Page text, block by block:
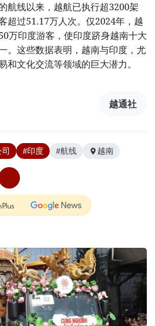
航线以来，越航已执行超3200架
超过51.17万人次。仅2024年，越
万印度游客，使印度跻身越南十大
。这些数据表明，越南与印度，尤
和文化交流等领域的巨大潜力。
越通社
#印度 #航线 越南